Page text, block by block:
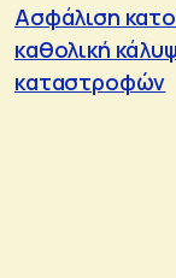
Ασφάλιση
καθολική
καταστροφών